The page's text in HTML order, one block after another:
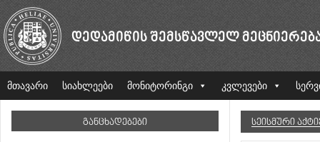
ᲓᲔᲓᲐᲛᲘᲬᲘᲡ ᲨᲔᲛᲡᲬᲐᲕᲚᲔᲚ
მთავარი სიახლეები მონიტორინგი კვლევები
ᲒᲐᲜᲪᲮᲐᲓᲔᲑᲔᲑᲘ ᲡᲔᲘᲡᲛᲣᲠᲘ